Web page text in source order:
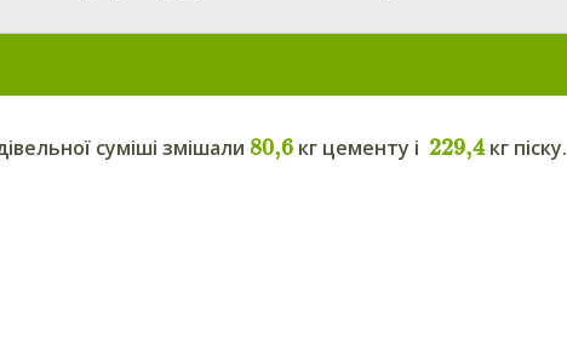
суміші змішали 80,6 кг цементу і 229,4кг піску.